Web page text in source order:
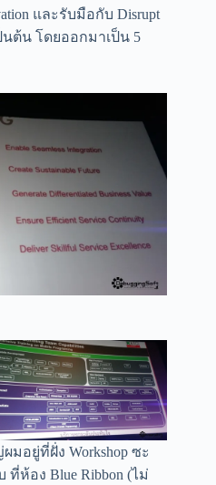
และรับมือกับ Disrupt
นต้น โดยออกมาเป็น 5
มอยู่ที่ฝั่ง Workshop ซะ
ห้อง Blue Ribbon (ไม่